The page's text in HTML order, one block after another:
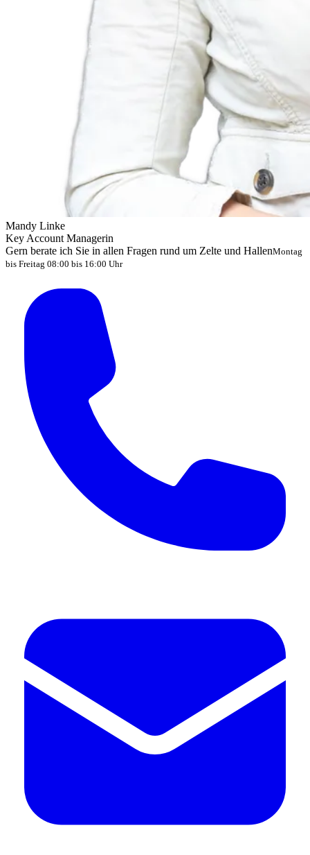
Mandy Linke
Key Account Managerin
Gern berate ich Sie in allen Fragen rund um Zelte und HallenMontag
bis Freitag 08:00 bis 16:00 Uhr